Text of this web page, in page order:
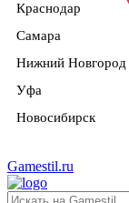
Краснодар
Самара
Нижний Новгород
Уфа
Новосибирск
Gamestil.ru